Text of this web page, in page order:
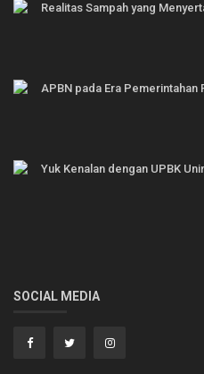
Realitas Sampah yang
APBN pada Era
Yuk Kenalan dengan UPBK
SOCIAL MEDIA